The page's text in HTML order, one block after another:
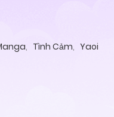
, Tình Cảm, Yaoi